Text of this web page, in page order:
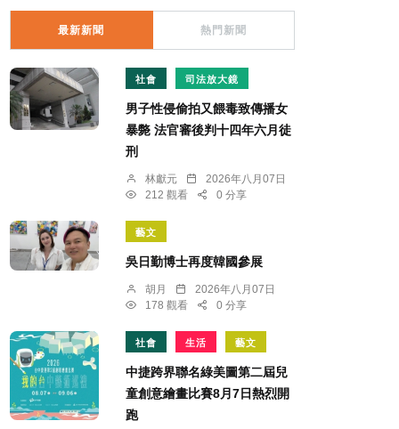
最新新聞 熱門新聞
社會 司法放大鏡
男子性侵偷拍又餵毒致傳播女
暴斃 法官審後判十四年六月徒
刑
林獻元
2026年八月07日
212 觀看
0 分享
藝文
吳日勤博士再度韓國參展
胡月
2026年八月07日
178 觀看
0 分享
社會 生活 藝文
中捷跨界聯名綠美圖第二屆兒
童創意繪畫比賽8月7日熱烈開
跑